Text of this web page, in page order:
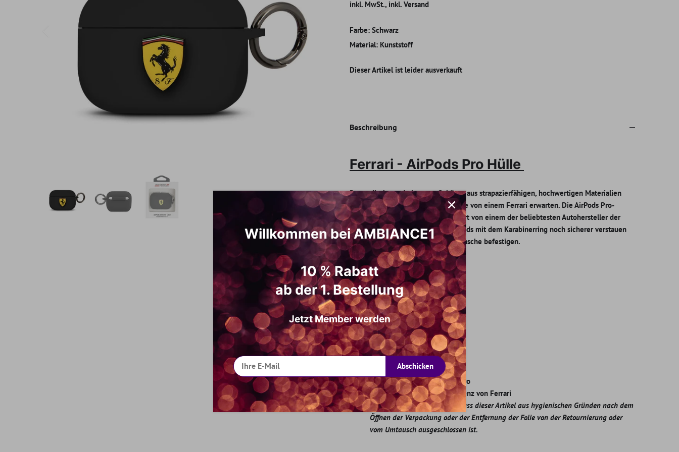
inkl. MwSt., inkl. Versand
Farbe: Schwarz
Material: Kunststoff
Dieser Artikel ist leider ausverkauft
Beschreibung
Ferrari - AirPods Pro Hülle
Das stylische und elegante Gehäuse aus strapazierfähigen, hochwertigen Materialien
sorgt für den High-End-Look, den Sie von einem Ferrari erwarten. Die AirPods Pro-
Kopfhörer-Ladestation-/Case, signiert von einem der beliebtesten Autohersteller der
Welt. Optional können Sie Ihre AirPods mit dem Karabinerring noch sicherer verstauen
und sie an Ihrem Gürtel oder Ihrer Tasche befestigen.
Typ: Case
Farbe: Schwarz
Material: Silikon
Marke: Ferrari wie abgebildet
Ausschnitt Ladeanschluss
Karabinerring
Geeignet für Gerät: AirPods Pro
Produkt hergestellt unter Lizenz von Ferrari
Hinweis: Bitte beachten Sie, dass dieser Artikel aus hygienischen Gründen nach dem
Öffnen der Verpackung oder der Entfernung der Folie von der Retournierung oder
vom Umtausch ausgeschlossen ist.
Willkommen bei AMBIANCE1
10 % Rabatt
ab der 1. Bestellung
Jetzt Member werden
Abschicken